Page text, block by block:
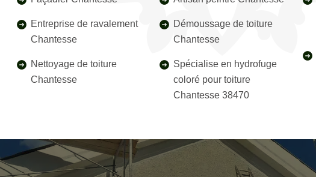
Entreprise de ravalement
Chantesse
Nettoyage de toiture
Chantesse
Démoussage de toiture
Chantesse
Spécialise en hydrofuge
coloré pour toiture
Chantesse 38470